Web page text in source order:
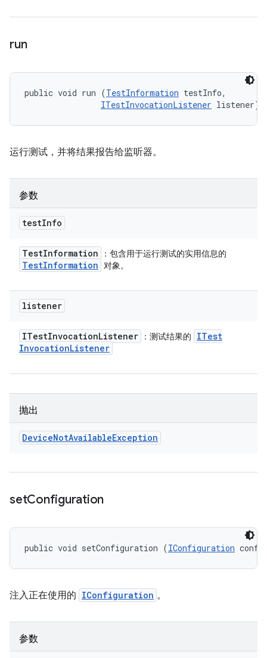
run
public void run (TestInformation testInfo,
ITestInvocationListener listener)
运行测试，并将结果报告给监听器。
参数
testInfo
TestInformation ：包含用于运行测试的实用信息的
TestInformation 对象。
listener
ITestInvocationListener ：测试结果的
ITest
InvocationListener
抛出
DeviceNotAvailableException
setConfiguration
public void setConfiguration (IConfiguration
注入正在使用的 IConfiguration 。
参数